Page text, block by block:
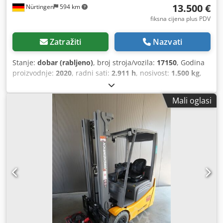
Nürtingen 594 km 13.500 €
fiksna cijena plus PDV
Zatražiti Nazvati
Stanje: dobar (rabljeno), broj stroja/vozila: 17150, Godina
proizvodnje: 2020, radni sati: 2.911 h, nosivost: 1.500 kg,
, slobodno dizanje:
težište tereta:500 mm, vrsta goriva:električni, vrsta
triplex 2.220 mm, napon
48 V , duljina vilica:1.150 mm
, veličina prednje
18x7-8 , veličina stražnje gume: 140/55-9
3.210 kg , Oprema: kabina, 5184999 Dkedpfx Aqjzth
A Dsgsr Serijski broj: FN636542 Podaci o bateriji: 48 V
Mali oglasi